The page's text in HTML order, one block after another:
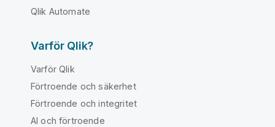
Qlik Automate
Varför Qlik?
Varför Qlik
Förtroende och säkerhet
Förtroende och integritet
AI och förtroende